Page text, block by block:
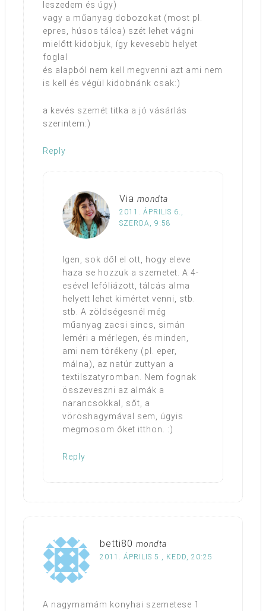
leszedem és úgy)
vagy a műanyag dobozokat (most pl.
epres, húsos tálca) szét lehet vágni
mielőtt kidobjuk, így kevesebb helyet
foglal
és alapból nem kell megvenni azt ami nem
is kell és végül kidobnánk csak:)
a kevés szemét titka a jó vásárlás
szerintem:)
Reply
Via mondta
2011. ÁPRILIS 6.,
SZERDA, 9:58
Igen, sok dől el ott, hogy eleve
haza se hozzuk a szemetet. A 4-
esével lefóliázott, tálcás alma
helyett lehet kimértet venni, stb.
stb. A zöldségesnél még
műanyag zacsi sincs, simán
leméri a mérlegen, és minden,
ami nem törékeny (pl. eper,
málna), az natúr zuttyan a
textilszatyromban. Nem fognak
összeveszni az almák a
narancsokkal, sőt, a
vöröshagymával sem, úgyis
megmosom őket itthon. :)
Reply
betti80 mondta
2011. ÁPRILIS 5., KEDD, 20:25
A nagymamám konyhai szemetese 1